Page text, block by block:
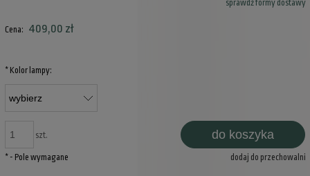
sprawdź formy dostawy
Cena: 409,00 zł
*Kolor lampy:
szt. do koszyka
dodaj do przechowalni
*- Pole wymagane